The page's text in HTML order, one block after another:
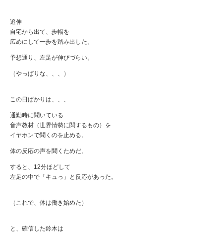
追伸
自宅から出て、歩幅を
広めにして一歩を踏み出した。
予想通り、左足が伸びづらい。
（やっぱりな、、、）
この日ばかりは、、、
通勤時に聞いている
音声教材（世界情勢に関するもの）を
イヤホンで聞くのを止める。
体の反応の声を聞くためだ。
すると、12分ほどして
左足の中で「キュっ」と反応があった。
（これで、体は働き始めた）
と、確信した鈴木は